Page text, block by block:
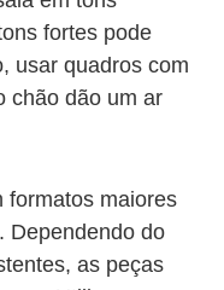
fortes pode
usar quadros com
chão dão um ar
formatos maiores
Dependendo do
as peças